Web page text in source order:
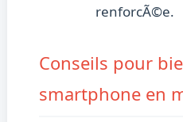
renforcÃ©e.
Conseils pour
smartphone en